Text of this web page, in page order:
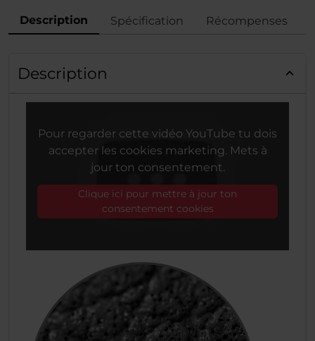
Description Spécification Récompenses
Description
Pour regarder cette vidéo YouTube tu dois
accepter les cookies marketing. Mets à
jour ton consentement.
Clique ici pour mettre à jour ton
consentement cookies